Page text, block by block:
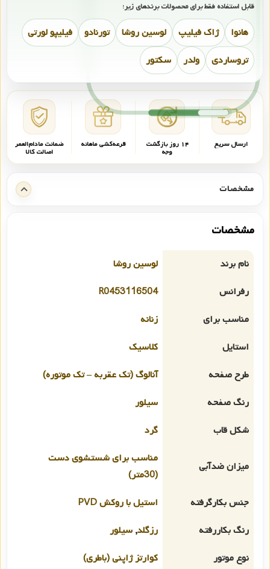
قابل استفاده فقط برای محصولات برندهای زیر:
هانوا ژاک فیلیپ لوسین روشا تورنادو
فیلیپو لورتی
تروساردی
ولدر سکتور
ارسال سریع ۱۴ روز بازگشت
وجه
قرعه‌کشی ماهانه ضمانت مادام‌العمر
اصالت کالا
مشخصات
مشخصات
نام برند
لوسین روشا
رفرانس
R0453116504
مناسب برای
زنانه
استایل
کلاسیک
طرح صفحه
آنالوگ (تک عقربه – تک موتوره)
رنگ صفحه
سیلور
شکل قاب
گرد
میزان ضدآبی
مناسب برای شستشوی دست
(30متر)
جنس بکارگرفته
استیل با روکش PVD
رنگ بکاررفته
رزگلد, سیلور
نوع موتور
کوارتز ژاپنی (باطری)